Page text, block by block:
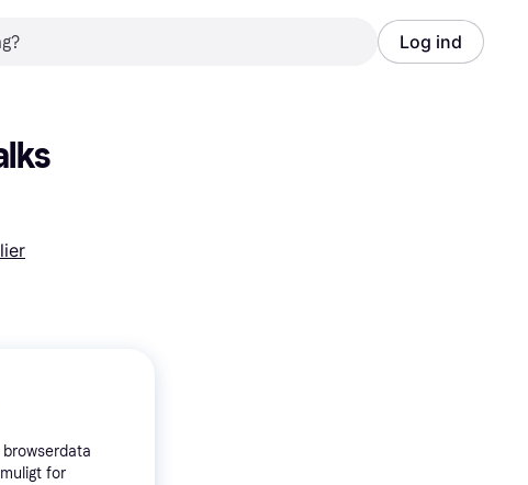
Log ind
for